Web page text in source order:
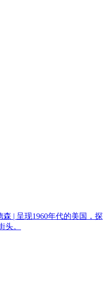
森 | 呈现1960年代的美国，探
头。